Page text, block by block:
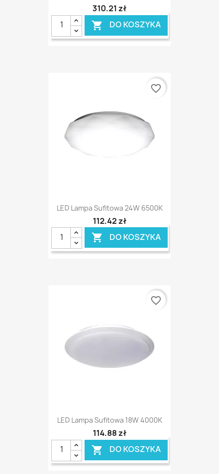
310,21 zł
 DO KOSZYKA
LED Lampa Sufitowa 24W 6500K
112,42 zł
 DO KOSZYKA
favorite_border
LED Lampa Sufitowa 18W 4000K
114,88 zł
 DO KOSZYKA
favorite_border